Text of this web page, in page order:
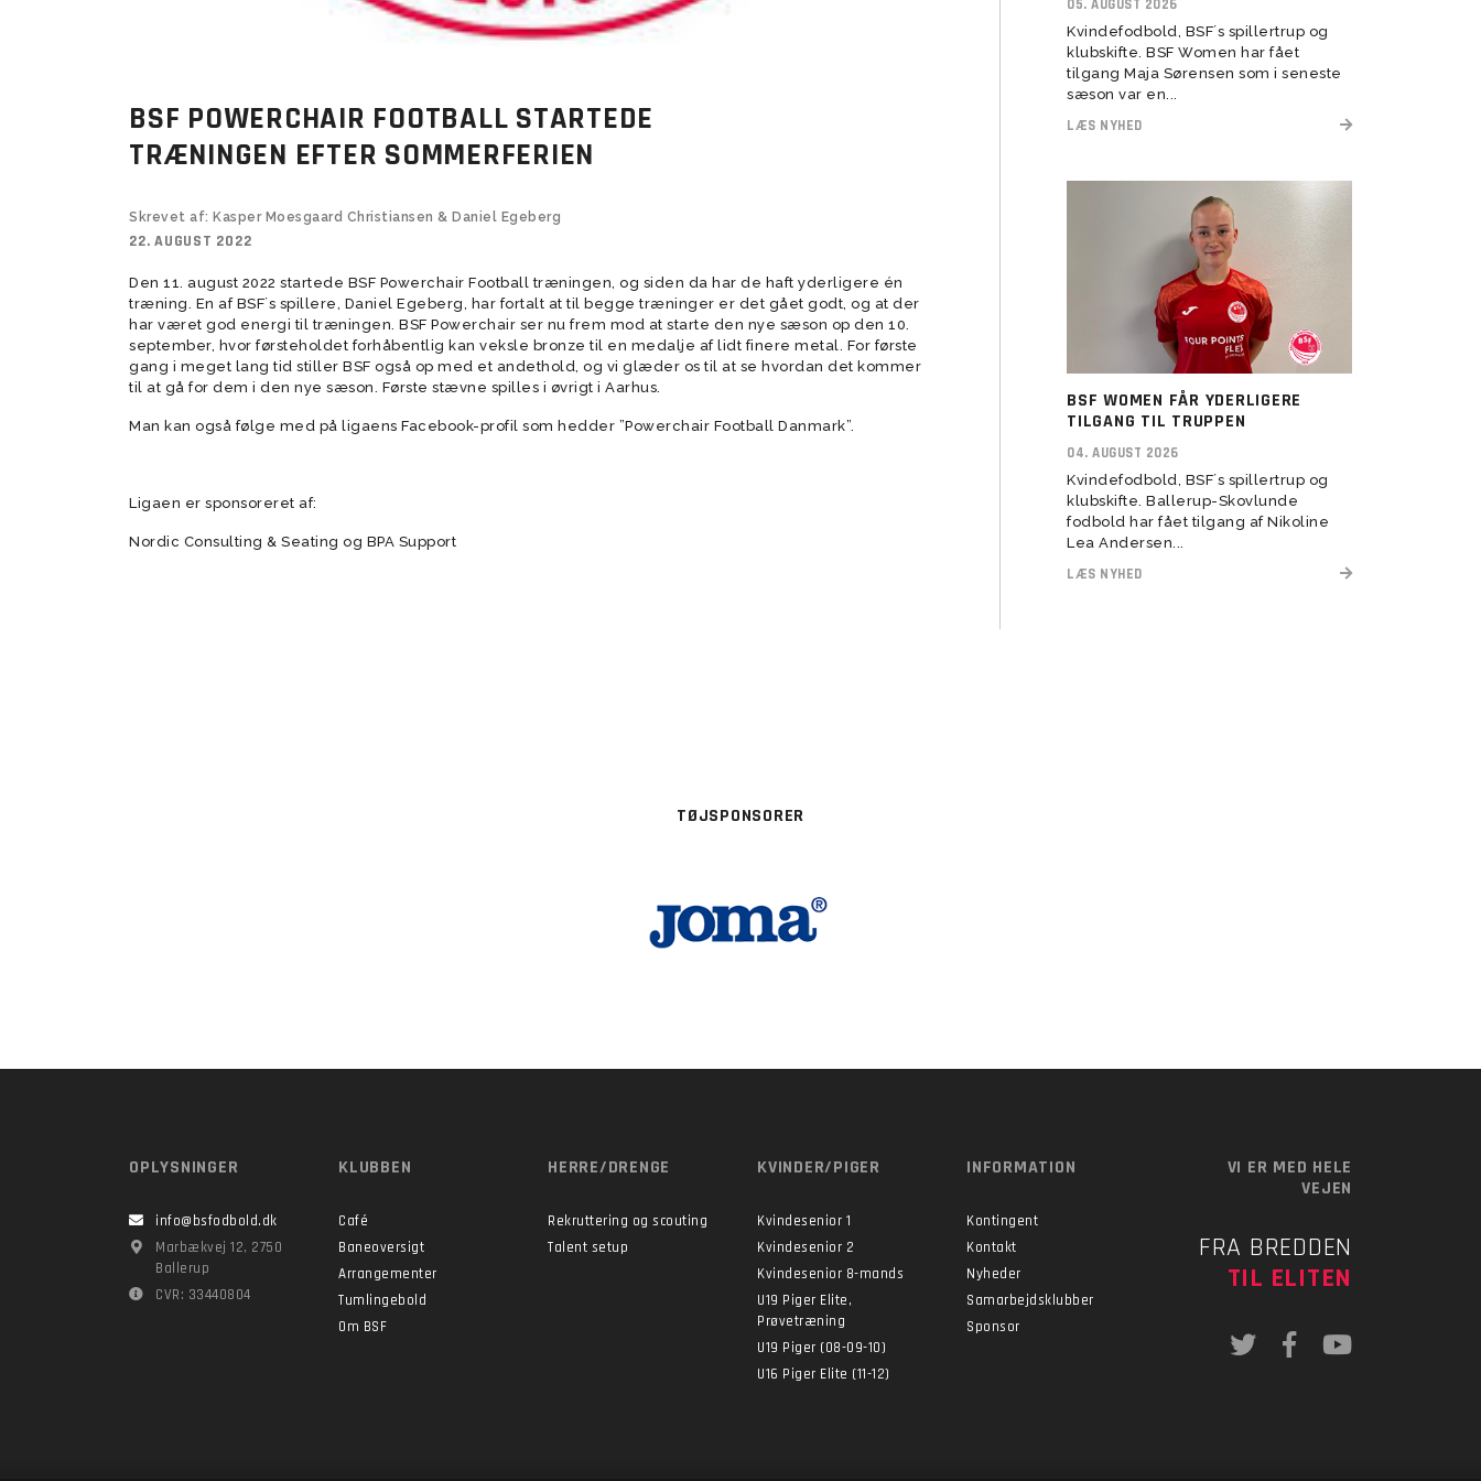
Træningstider
Værdier
Transitionstræning
BSF POWERCHAIR FOOTBALL STARTEDE
TRÆNINGEN EFTER SOMMERFERIEN
Skrevet af: Kasper Moesgaard Christiansen & Daniel Egeberg
22. AUGUST 2022
Den 11. august 2022 startede BSF Powerchair Football træningen, og siden da har de haft yderligere én
træning. En af BSF´s spillere, Daniel Egeberg, har fortalt at til begge træninger er det gået godt, og at der
har været god energi til træningen. BSF Powerchair ser nu frem mod at starte den nye sæson op den 10.
september, hvor førsteholdet forhåbentlig kan veksle bronze til en medalje af lidt finere metal. For første
gang i meget lang tid stiller BSF også op med et andethold, og vi glæder os til at se hvordan det kommer
til at gå for dem i den nye sæson. Første stævne spilles i øvrigt i Aarhus.
Man kan også følge med på ligaens Facebook-profil som hedder ”Powerchair Football Danmark”.
Ligaen er sponsoreret af:
Nordic Consulting & Seating og BPA Support
05. AUGUST 2026
Kvindefodbold, BSF´s spillertrup og
klubskifte. BSF Women har fået
tilgang Maja Sørensen som i seneste
sæson var en...
LÆS NYHED
BSF WOMEN FÅR YDERLIGERE
TILGANG TIL TRUPPEN
04. AUGUST 2026
Kvindefodbold, BSF´s spillertrup og
klubskifte. Ballerup-Skovlunde
fodbold har fået tilgang af Nikoline
Lea Andersen...
LÆS NYHED
TØJSPONSORER
OPLYSNINGER
info@bsfodbold.dk
Marbækvej 12, 2750
Ballerup
CVR: 33440804
KLUBBEN
Café
Baneoversigt
Arrangementer
Tumlingebold
Om BSF
HERRE/DRENGE
Rekruttering og scouting
Talent setup
KVINDER/PIGER
Kvindesenior 1
Kvindesenior 2
Kvindesenior 8-mands
U19 Piger Elite,
Prøvetræning
U19 Piger (08-09-10)
U16 Piger Elite (11-12)
INFORMATION
Kontingent
Kontakt
Nyheder
Samarbejdsklubber
Sponsor
VI ER MED HELE
VEJEN
FRA BREDDEN
TIL ELITEN